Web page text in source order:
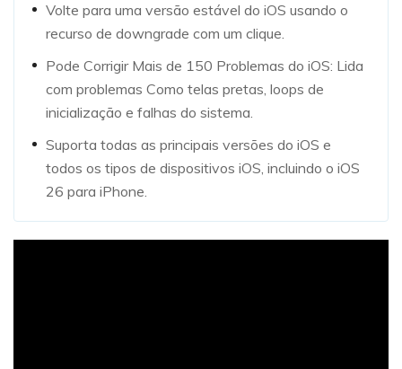
Volte para uma versão estável do iOS usando o
recurso de downgrade com um clique.
Pode Corrigir Mais de 150 Problemas do iOS: Lida
com problemas Como telas pretas, loops de
inicialização e falhas do sistema.
Suporta todas as principais versões do iOS e
todos os tipos de dispositivos iOS, incluindo o iOS
26 para iPhone.